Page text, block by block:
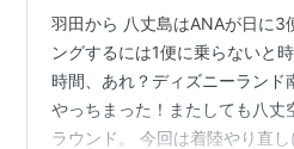
羽田から 八丈島はANAが日に3
ングするには1便に乗らないと
時間、あれ？ディズニーランド
やっちまった！またしても八丈
ラウンド。 今回は着陸やり直